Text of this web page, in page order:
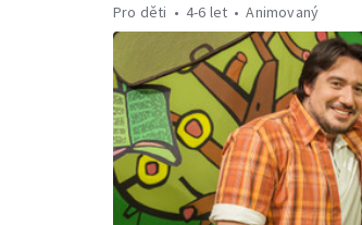
Pro děti
4-6 let Animovaný